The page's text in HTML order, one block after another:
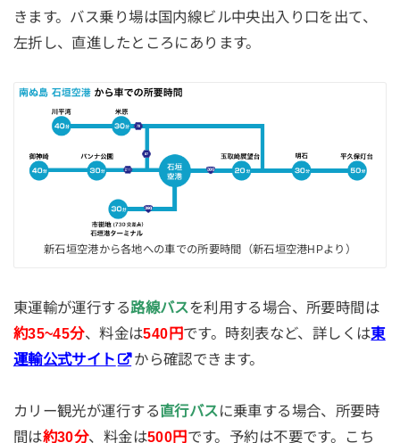
きます。バス乗り場は国内線ビル中央出入り口を出て、
左折し、直進したところにあります。
新石垣空港から各地への車での所要時間（新石垣空港HPより）
東運輸が運行する路線バス を利用する場合、所要時間は
約35~45分、料金は540円です。時刻表など、詳しくは東
運輸公式サイト
から確認できます。
カリー観光が運行する直行バス に乗車する場合、所要時
間は約30分、料金は500円 です。予約は不要です。こち